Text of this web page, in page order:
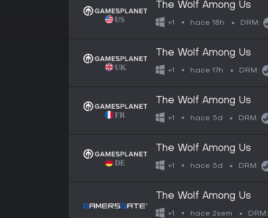
The Wolf Among Us
+1 hace 18h DRM:
The Wolf Among Us
+1 hace 17h DRM:
The Wolf Among Us
+1 hace 5d DRM:
The Wolf Among Us
+1 hace 5d DRM:
The Wolf Among Us
+1 hace 2sem DRM: